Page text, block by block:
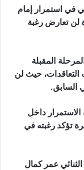
في استمرار إمام
لن تعارض رغبة
المقبلة
حيث لن
السابق.
الاستمرار داخل
تؤكد رغبته في
عمر كمال